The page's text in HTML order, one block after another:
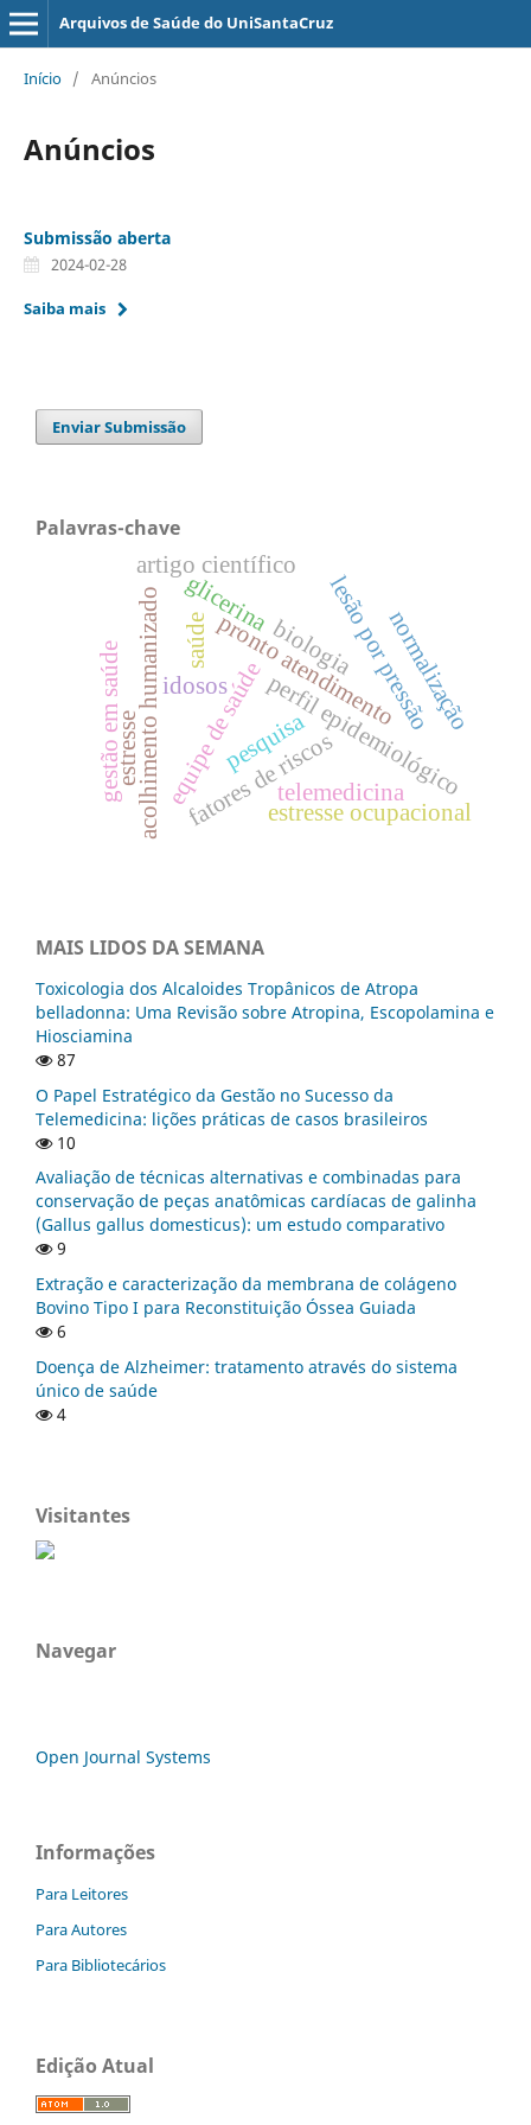
Arquivos de Saúde do UniSantaCruz
Início / Anúncios
Anúncios
Submissão aberta
2024-02-28
Saiba mais
Enviar Submissão
Palavras-chave
acolhimento humanizado pronto atendimento
equipe de saúde
saúde
perfil epidemiológico
lesão por pressão
idosos
fatores de riscos
estresse
estresse ocupacional
artigo científico
normalização
pesquisa
telemedicina
gestão em saúde biologia
glicerina
MAIS LIDOS DA SEMANA
Toxicologia dos Alcaloides Tropânicos de Atropa
belladonna: Uma Revisão sobre Atropina, Escopolamina e
Hiosciamina
87
O Papel Estratégico da Gestão no Sucesso da
Telemedicina: lições práticas de casos brasileiros
10
Avaliação de técnicas alternativas e combinadas para
conservação de peças anatômicas cardíacas de galinha
(Gallus gallus domesticus): um estudo comparativo
9
Extração e caracterização da membrana de colágeno
Bovino Tipo I para Reconstituição Óssea Guiada
6
Doença de Alzheimer: tratamento através do sistema
único de saúde
4
Visitantes
Navegar
Open Journal Systems
Informações
Para Leitores
Para Autores
Para Bibliotecários
Edição Atual